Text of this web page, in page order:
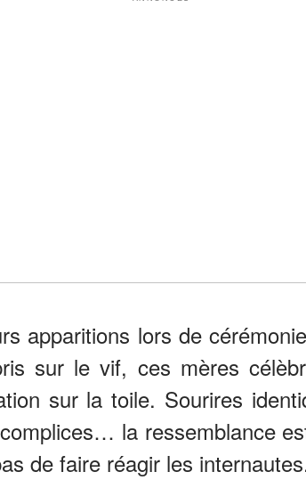
apparitions lors de
sur le vif, ces mères
sur la toile. Sourires
la ressemblance
de faire réagir les